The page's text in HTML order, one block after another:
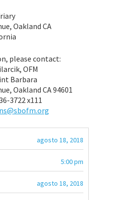
Oakland CA
please contact:
OFM
Barbara
Oakland CA 94601
3722 x111
agosto 18, 2018
5:00 pm
agosto 18, 2018